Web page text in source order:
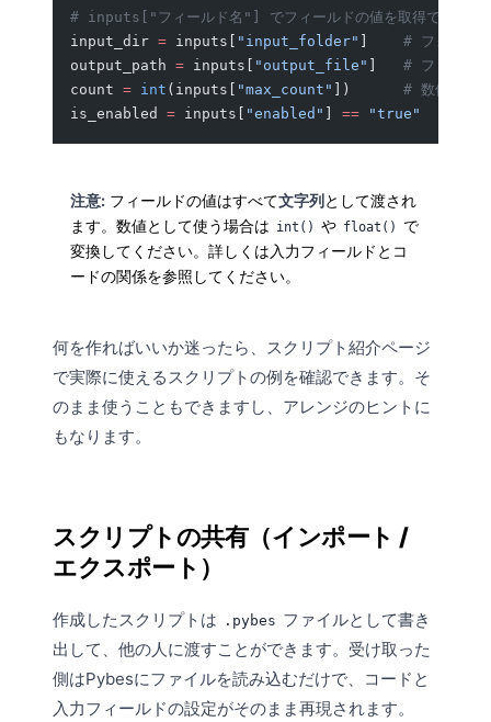
# inputs["フィールド名"] でフィールドの値を取得できます
input_dir = inputs[ "input_folder"
# フォルダ
output_path = inputs[ "output_file"
# ファイル
count = int (inputs[ "max_count" ]) # 数値型（
is_enabled = inputs[ "enabled" == "true"
注意: フィールドの値はすべて文字列として渡され
ます。数値として使う場合は int() や float()
で
変換してください。詳しくは 入力フィールドとコ
ードの関係を参照してください。
何を作ればいいか迷ったら、
スクリプト紹介ページ
で実際に使えるスクリプトの例を確認できます。そ
のまま使うこともできますし、アレンジのヒントに
もなります。
スクリプトの共有（インポート /
エクスポート）
作成したスクリプトは .pybes ファイルとして書き
出して、他の人に渡すことができます。受け取った
側はPybesにファイルを読み込むだけで、コードと
入力フィールドの設定がそのまま再現されます。